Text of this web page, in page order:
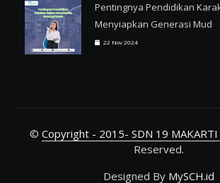
Pentingnya Pendidikan
Menyiapkan Generasi Mud
22 Nov 2024
© Copyright - 2015- SDN 19 MAKARTI
Reserved.
Designed By MySCH.id